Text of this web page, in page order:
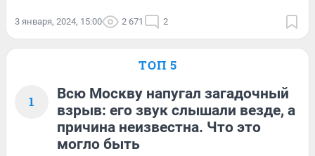
3 января, 2024, 15:00 2 671 2
ТОП 5
1
Всю Москву напугал загадочный
взрыв: его звук слышали везде, а
причина неизвестна. Что это
могло быть